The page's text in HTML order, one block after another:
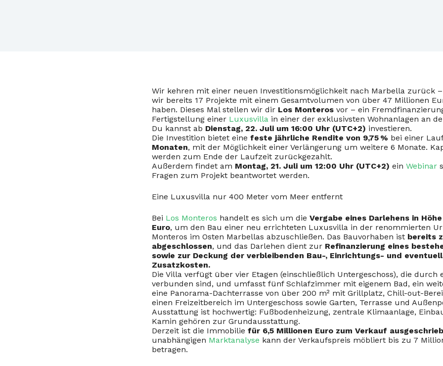
Wir kehren mit einer neuen Investitionsmöglichkeit nach Marbella zurück
wir bereits 17 Projekte mit einem Gesamtvolumen von über 47 Millionen
haben. Dieses Mal stellen wir dir Los Monteros vor – ein
Fertigstellung einer Luxusvilla in einer der exklusivsten Wohnanlagen an
Du kannst ab Dienstag, 22. Juli um 16:00 Uhr (UTC+2) investieren.
Die Investition bietet eine feste jährliche Rendite von 9,75 % bei einer
Monaten, mit der Möglichkeit einer Verlängerung um weitere 6 Monate.
werden zum Ende der Laufzeit zurückgezahlt.
Außerdem findet am Montag, 21. Juli um 12:00 Uhr (UTC+2) ein Webinar
Fragen zum Projekt beantwortet werden.
Eine Luxusvilla nur 400 Meter vom Meer entfernt
Bei Los Monteros handelt es sich um die Vergabe eines Darlehens in
Euro, um den Bau einer neu errichteten Luxusvilla in der renommierten
Monteros im Osten Marbellas abzuschließen. Das Bauvorhaben ist bereits
abgeschlossen, und das Darlehen dient zur Refinanzierung eines
sowie zur Deckung der verbleibenden Bau-, Einrichtungs- und
Zusatzkosten.
Die Villa verfügt über vier Etagen (einschließlich Untergeschoss), die durch
verbunden sind, und umfasst fünf Schlafzimmer mit eigenem Bad, ein
eine Panorama-Dachterrasse von über 200 m² mit Grillplatz, Chill-out-
einen Freizeitbereich im Untergeschoss sowie Garten, Terrasse und
Ausstattung ist hochwertig: Fußbodenheizung, zentrale Klimaanlage,
Kamin gehören zur Grundausstattung.
Derzeit ist die Immobilie für 6,5 Millionen Euro zum Verkauf
unabhängigen Marktanalyse kann der Verkaufspreis möbliert bis zu 7
betragen.